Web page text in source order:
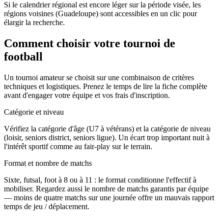
Si le calendrier régional est encore léger sur la période visée, les
régions voisines (Guadeloupe) sont accessibles en un clic pour
élargir la recherche.
Comment choisir votre tournoi de
football
Un tournoi amateur se choisit sur une combinaison de critères
techniques et logistiques. Prenez le temps de lire la fiche complète
avant d'engager votre équipe et vos frais d'inscription.
Catégorie et niveau
Vérifiez la catégorie d'âge (U7 à vétérans) et la catégorie de niveau
(loisir, seniors district, seniors ligue). Un écart trop important nuit à
l'intérêt sportif comme au fair-play sur le terrain.
Format et nombre de matchs
Sixte, futsal, foot à 8 ou à 11 : le format conditionne l'effectif à
mobiliser. Regardez aussi le nombre de matchs garantis par équipe
— moins de quatre matchs sur une journée offre un mauvais rapport
temps de jeu / déplacement.